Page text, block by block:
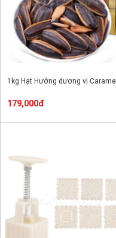
1kg Hạt Hướng dương vị Caramel
179,000đ